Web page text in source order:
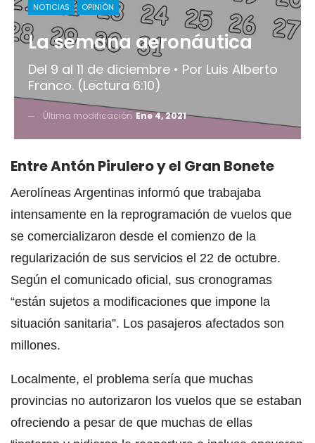
NOTICIAS OPINIÓN
La semana aeronáutica
Del 9 al 11 de diciembre • Por Luis Alberto
Franco. (Lectura 6:10)
Última modificación Ene 4, 2021
Entre Antón Pirulero y el Gran Bonete
Aerolíneas Argentinas informó que trabajaba
intensamente en la reprogramación de vuelos que
se comercializaron desde el comienzo de la
regularización de sus servicios el 22 de octubre.
Según el comunicado oficial, sus cronogramas
“están sujetos a modificaciones que impone la
situación sanitaria”. Los pasajeros afectados son
millones.
Localmente, el problema sería que muchas
provincias no autorizaron los vuelos que se estaban
ofreciendo a pesar de que muchas de ellas